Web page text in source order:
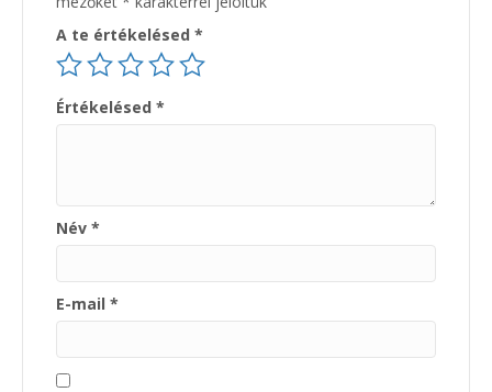
A te értékelésed *
Értékelésed *
Név *
E-mail *